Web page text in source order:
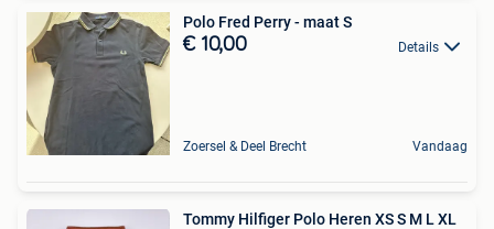
Polo Fred Perry - maat S
€ 10,00 Details
Zoersel & Deel Brecht Vandaag
Tommy Hilfiger Polo Heren XS S M L XL